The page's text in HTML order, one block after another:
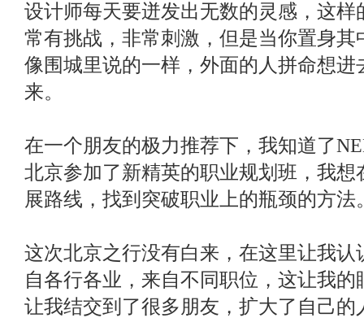
设计师每天要迸发出无数的灵感，这
常有挑战，非常刺激，但是当你置身
像围城里说的一样，外面的人拼命想
来。
在一个朋友的极力推荐下，我知道了
北京参加了新精英的职业规划班，我
展路线，找到突破职业上的瓶颈的方法
这次北京之行没有白来，在这里让我
自各行各业，来自不同职位，这让我
让我结交到了很多朋友，扩大了自己